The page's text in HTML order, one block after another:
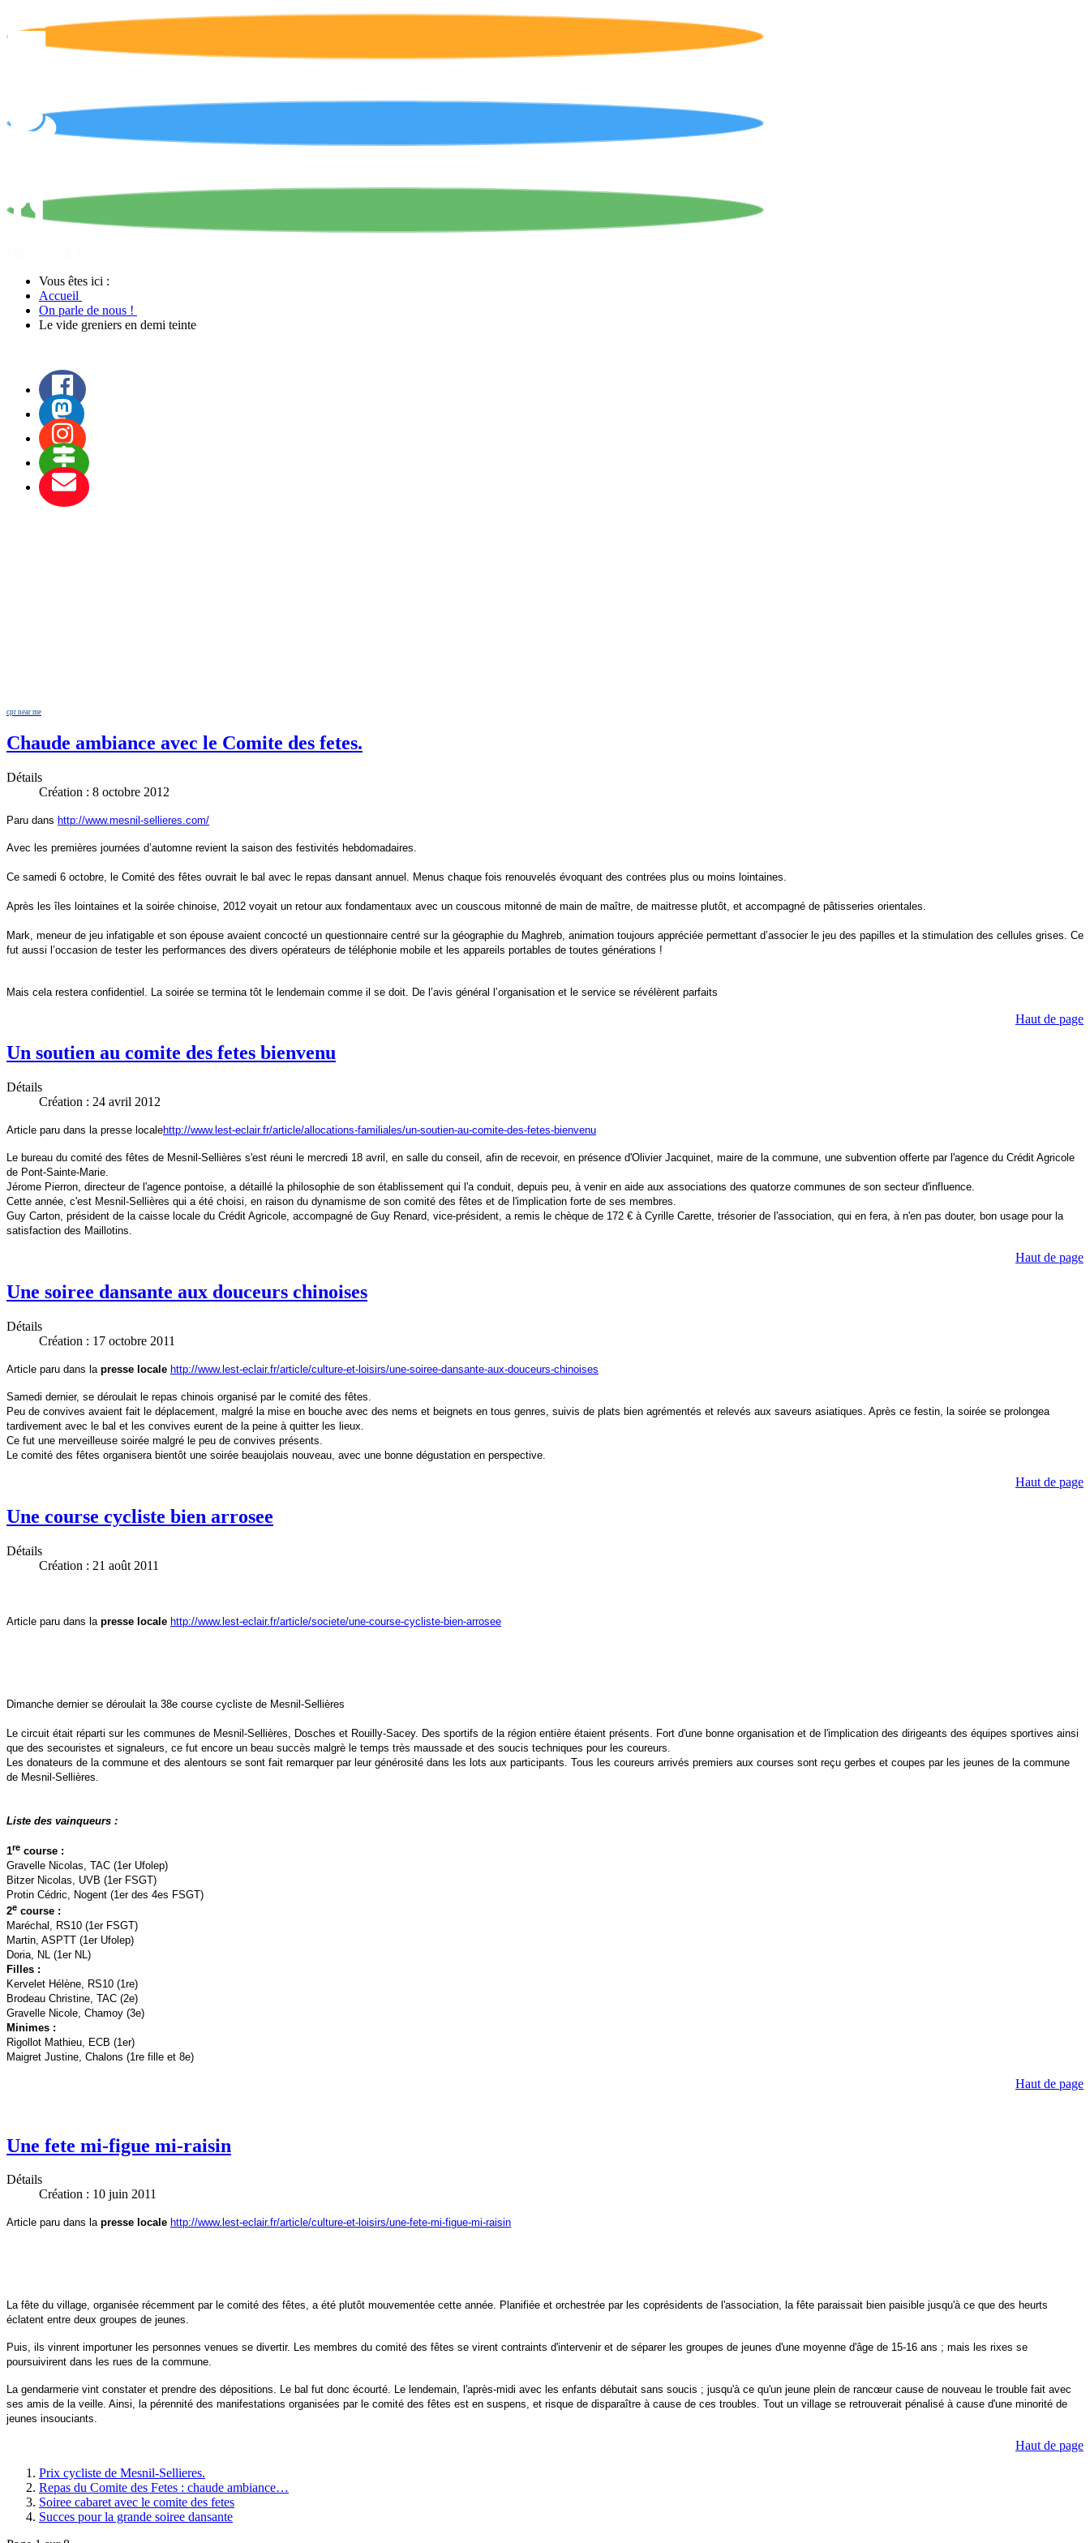
Vous êtes ici :
Accueil
On parle de nous !
Le vide greniers en demi teinte
cpr near me
Chaude ambiance avec le Comite des fetes.
Détails
Création : 8 octobre 2012
Paru dans http://www.mesnil-sellieres.com/
Avec les premières journées d’automne revient la saison des festivités hebdomadaires.
Ce samedi 6 octobre, le Comité des fêtes ouvrait le bal avec le repas dansant annuel. Menus chaque fois renouvelés évoquant des contrées plus ou moins lointaines.
Après les îles lointaines et la soirée chinoise, 2012 voyait un retour aux fondamentaux avec un couscous mitonné de main de maître, de maitresse plutôt, et accompagné de pâtisseries orientales.
Mark, meneur de jeu infatigable et son épouse avaient concocté un questionnaire centré sur la géographie du Maghreb, animation toujours appréciée permettant d’associer le jeu des papilles et la stimulation des cellules grises. Ce
fut aussi l’occasion de tester les performances des divers opérateurs de téléphonie mobile et les appareils portables de toutes générations !
Mais cela restera confidentiel. La soirée se termina tôt le lendemain comme il se doit. De l’avis général l’organisation et le service se révélèrent parfaits
Haut de page
Un soutien au comite des fetes bienvenu
Détails
Création : 24 avril 2012
Article paru dans la presse localehttp://www.lest-eclair.fr/article/allocations-familiales/un-soutien-au-comite-des-fetes-bienvenu
Le bureau du comité des fêtes de Mesnil-Sellières s'est réuni le mercredi 18 avril, en salle du conseil, afin de recevoir, en présence d'Olivier Jacquinet, maire de la commune, une subvention offerte par l'agence du Crédit Agricole
de Pont-Sainte-Marie.
Jérome Pierron, directeur de l'agence pontoise, a détaillé la philosophie de son établissement qui l'a conduit, depuis peu, à venir en aide aux associations des quatorze communes de son secteur d'influence.
Cette année, c'est Mesnil-Sellières qui a été choisi, en raison du dynamisme de son comité des fêtes et de l'implication forte de ses membres.
Guy Carton, président de la caisse locale du Crédit Agricole, accompagné de Guy Renard, vice-président, a remis le chèque de 172 € à Cyrille Carette, trésorier de l'association, qui en fera, à n'en pas douter, bon usage pour la
satisfaction des Maillotins.
Haut de page
Une soiree dansante aux douceurs chinoises
Détails
Création : 17 octobre 2011
Article paru dans la presse locale http://www.lest-eclair.fr/article/culture-et-loisirs/une-soiree-dansante-aux-douceurs-chinoises
Samedi dernier, se déroulait le repas chinois organisé par le comité des fêtes.
Peu de convives avaient fait le déplacement, malgré la mise en bouche avec des nems et beignets en tous genres, suivis de plats bien agrémentés et relevés aux saveurs asiatiques. Après ce festin, la soirée se prolongea
tardivement avec le bal et les convives eurent de la peine à quitter les lieux.
Ce fut une merveilleuse soirée malgré le peu de convives présents.
Le comité des fêtes organisera bientôt une soirée beaujolais nouveau, avec une bonne dégustation en perspective.
Haut de page
Une course cycliste bien arrosee
Détails
Création : 21 août 2011
Article paru dans la presse locale http://www.lest-eclair.fr/article/societe/une-course-cycliste-bien-arrosee
Dimanche dernier se déroulait la 38e course cycliste de Mesnil-Sellières
Le circuit était réparti sur les communes de Mesnil-Sellières, Dosches et Rouilly-Sacey. Des sportifs de la région entière étaient présents. Fort d'une bonne organisation et de l'implication des dirigeants des équipes sportives ainsi
que des secouristes et signaleurs, ce fut encore un beau succès malgrè le temps très maussade et des soucis techniques pour les coureurs.
Les donateurs de la commune et des alentours se sont fait remarquer par leur générosité dans les lots aux participants. Tous les coureurs arrivés premiers aux courses sont reçu gerbes et coupes par les jeunes de la commune
de Mesnil-Sellières.
Liste des vainqueurs :
1re course :
Gravelle Nicolas, TAC (1er Ufolep)
Bitzer Nicolas, UVB (1er FSGT)
Protin Cédric, Nogent (1er des 4es FSGT)
2e course :
Maréchal, RS10 (1er FSGT)
Martin, ASPTT (1er Ufolep)
Doria, NL (1er NL)
Filles :
Kervelet Hélène, RS10 (1re)
Brodeau Christine, TAC (2e)
Gravelle Nicole, Chamoy (3e)
Minimes :
Rigollot Mathieu, ECB (1er)
Maigret Justine, Chalons (1re fille et 8e)
Haut de page
Une fete mi-figue mi-raisin
Détails
Création : 10 juin 2011
Article paru dans la presse locale http://www.lest-eclair.fr/article/culture-et-loisirs/une-fete-mi-figue-mi-raisin
La fête du village, organisée récemment par le comité des fêtes, a été plutôt mouvementée cette année. Planifiée et orchestrée par les coprésidents de l'association, la fête paraissait bien paisible jusqu'à ce que des heurts
éclatent entre deux groupes de jeunes.
Puis, ils vinrent importuner les personnes venues se divertir. Les membres du comité des fêtes se virent contraints d'intervenir et de séparer les groupes de jeunes d'une moyenne d'âge de 15-16 ans ; mais les rixes se
poursuivirent dans les rues de la commune.
La gendarmerie vint constater et prendre des dépositions. Le bal fut donc écourté. Le lendemain, l'après-midi avec les enfants débutait sans soucis ; jusqu'à ce qu'un jeune plein de rancœur cause de nouveau le trouble fait avec
ses amis de la veille. Ainsi, la pérennité des manifestations organisées par le comité des fêtes est en suspens, et risque de disparaître à cause de ces troubles. Tout un village se retrouverait pénalisé à cause d'une minorité de
jeunes insouciants.
Haut de page
Prix cycliste de Mesnil-Sellieres.
Repas du Comite des Fetes : chaude ambiance…
Soiree cabaret avec le comite des fetes
Succes pour la grande soiree dansante